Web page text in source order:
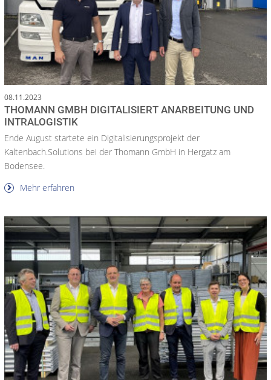
08.11.2023
THOMANN GMBH DIGITALISIERT ANARBEITUNG UND
INTRALOGISTIK
Ende August startete ein Digitalisierungsprojekt der
Kaltenbach.Solutions bei der Thomann GmbH in Hergatz am
Bodensee.
Mehr erfahren